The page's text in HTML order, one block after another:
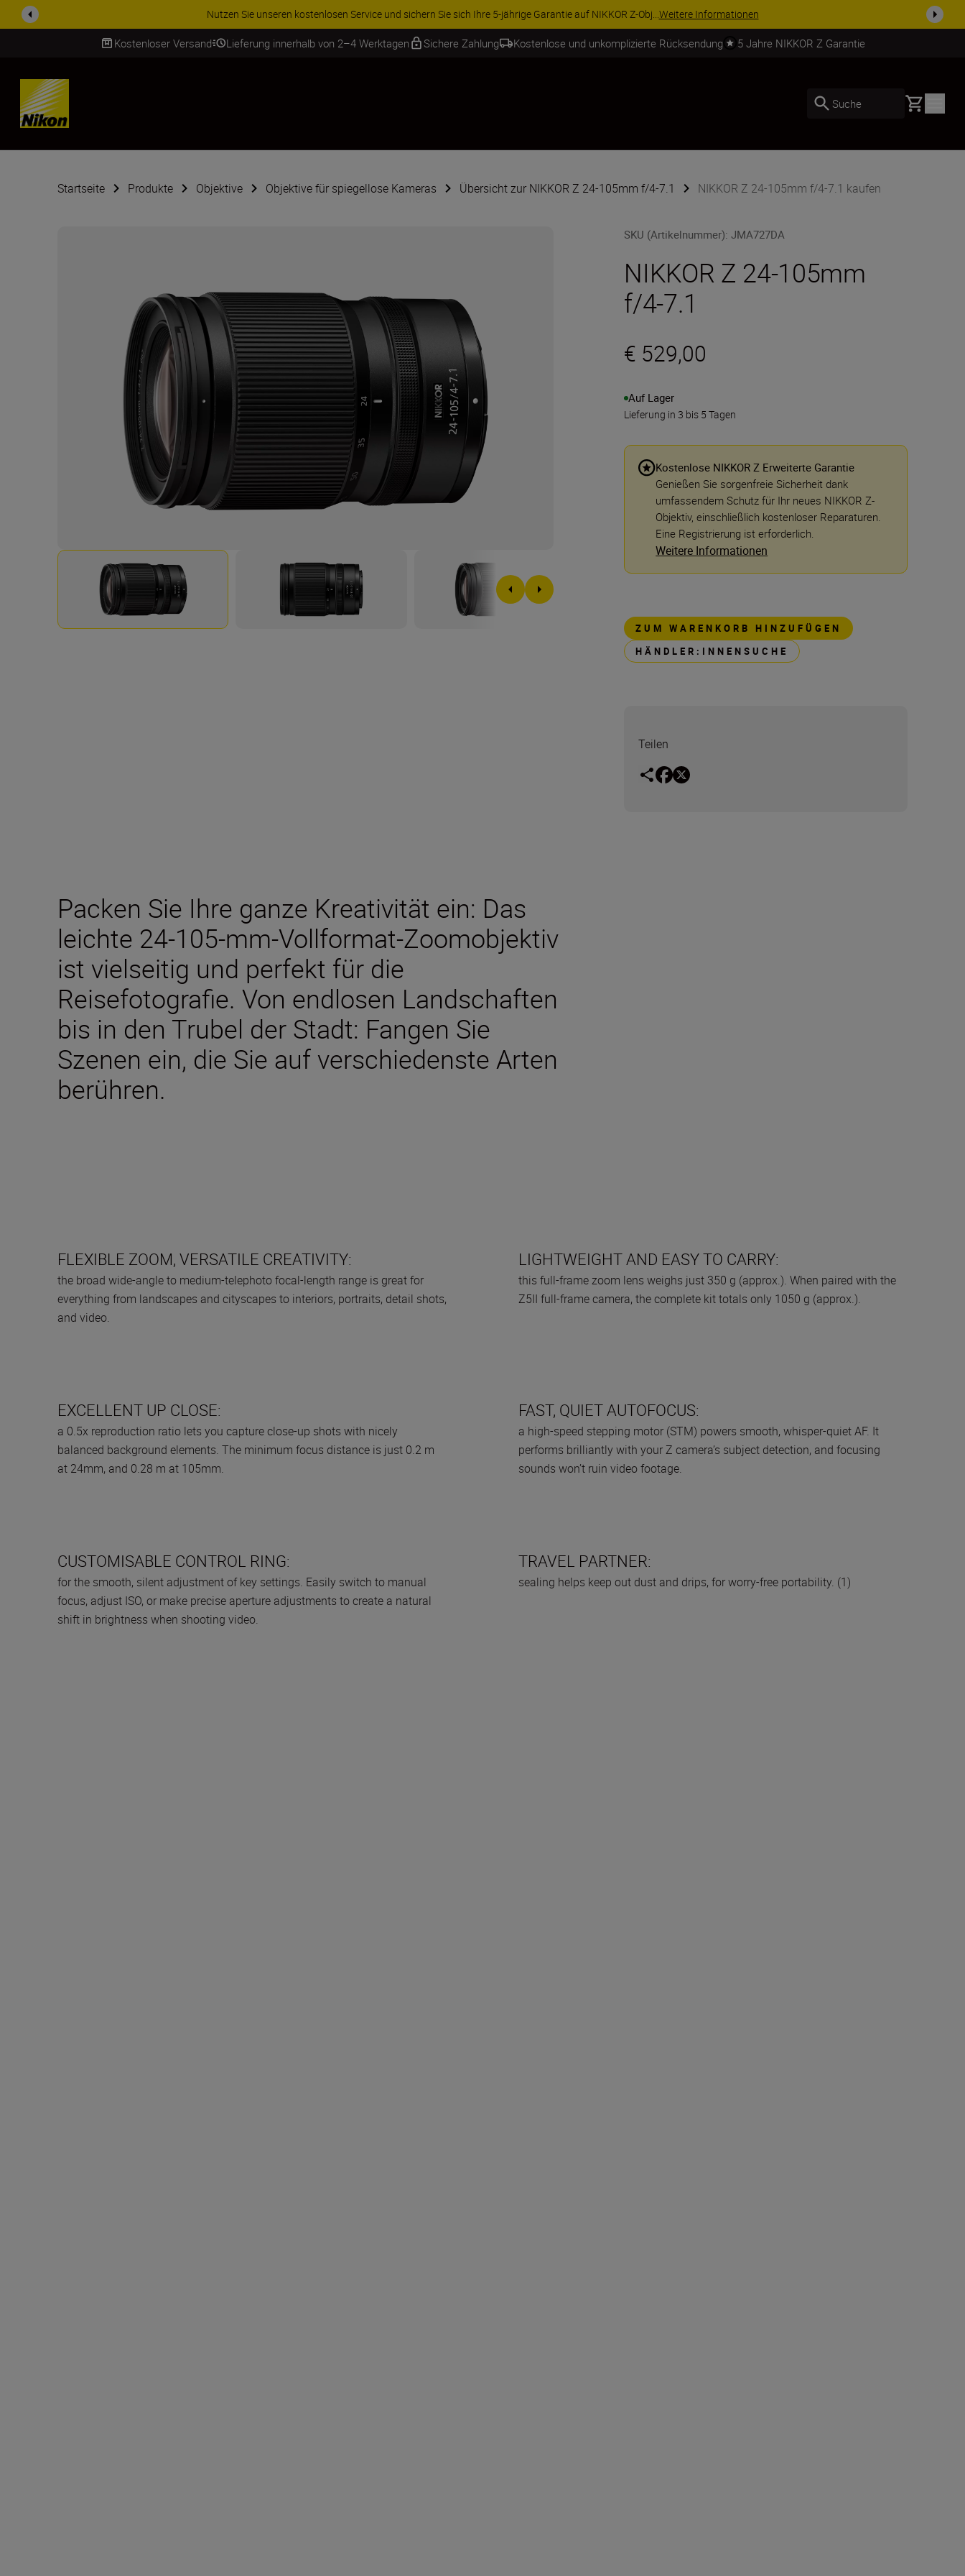
ZUBEHÖR IM ANGEBOT | Sparen Sie 15 % auf ausgewähltes Zubehör und vervollständigen Sie Ihre Ausrüstu...Jetzt einkaufen
Kostenloser Versand Lieferung innerhalb von 2–4 Werktagen Sichere Zahlung Kostenlose und unkomplizierte Rücksendung 5 Jahre NIKKOR Z Garantie
SKIP
Suche Basket
Startseite Produkte Objektive Objektive für spiegellose Kameras Übersicht zur NIKKOR Z 24-105mm f/4-7.1 NIKKOR Z 24-105mm f/4-7.1 kaufen
SKU (Artikelnummer):JMA727DA
NIKKOR Z 24-105mm
f/4-7.1
€ 529,00
Auf Lager
Lieferung in 3 bis 5 Tagen
Kostenlose NIKKOR Z Erweiterte Garantie
Genießen Sie sorgenfreie Sicherheit dank
umfassendem Schutz für Ihr neues NIKKOR Z-
Objektiv, einschließlich kostenloser Reparaturen.
Eine Registrierung ist erforderlich.
Weitere Informationen
ZUM WARENKORB HINZUFÜGEN
HÄNDLER:INNENSUCHE
Teilen
Packen Sie Ihre ganze Kreativität ein: Das
leichte 24-105-mm-Vollformat-Zoomobjektiv
ist vielseitig und perfekt für die
Reisefotografie. Von endlosen Landschaften
bis in den Trubel der Stadt: Fangen Sie
Szenen ein, die Sie auf verschiedenste Arten
berühren.
FLEXIBLE ZOOM, VERSATILE CREATIVITY:
the broad wide-angle to medium-telephoto focal-length range is great for
everything from landscapes and cityscapes to interiors, portraits, detail shots,
and video.
LIGHTWEIGHT AND EASY TO CARRY:
this full-frame zoom lens weighs just 350 g (approx.). When paired with the
Z5II full-frame camera, the complete kit totals only 1050 g (approx.).
EXCELLENT UP CLOSE:
a 0.5x reproduction ratio lets you capture close-up shots with nicely
balanced background elements. The minimum focus distance is just 0.2 m
at 24mm, and 0.28 m at 105mm.
FAST, QUIET AUTOFOCUS:
a high-speed stepping motor (STM) powers smooth, whisper-quiet AF. It
performs brilliantly with your Z camera’s subject detection, and focusing
sounds won’t ruin video footage.
CUSTOMISABLE CONTROL RING:
for the smooth, silent adjustment of key settings. Easily switch to manual
focus, adjust ISO, or make precise aperture adjustments to create a natural
shift in brightness when shooting video.
TRAVEL PARTNER:
sealing helps keep out dust and drips, for worry-free portability. (1)